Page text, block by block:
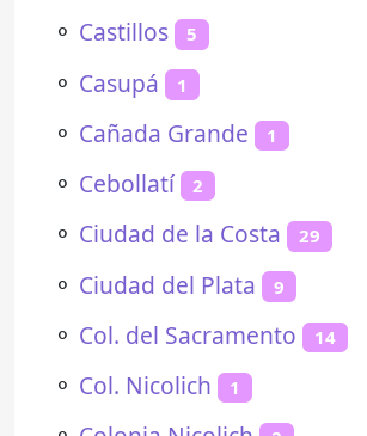
⚬ Castillos 5
⚬ Casupá 1
⚬ Cañada Grande 1
⚬ Cebollatí 2
⚬ Ciudad de la Costa 29
⚬ Ciudad del Plata 9
⚬ Col. del Sacramento 14
⚬ Col. Nicolich 1